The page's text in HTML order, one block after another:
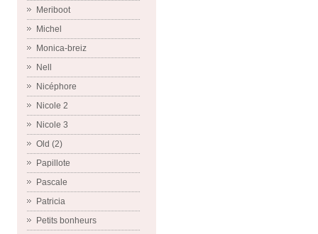
Meriboot
Michel
Monica-breiz
Nell
Nicéphore
Nicole 2
Nicole 3
Old (2)
Papillote
Pascale
Patricia
Petits bonheurs